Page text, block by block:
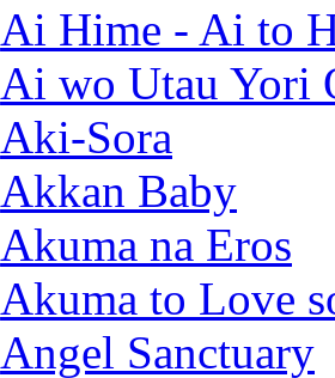
Ai Hime - Ai to
Ai wo Utau Yori
Aki-Sora
Akkan Baby
Akuma na Eros
Akuma to Love
Angel Sanctuary